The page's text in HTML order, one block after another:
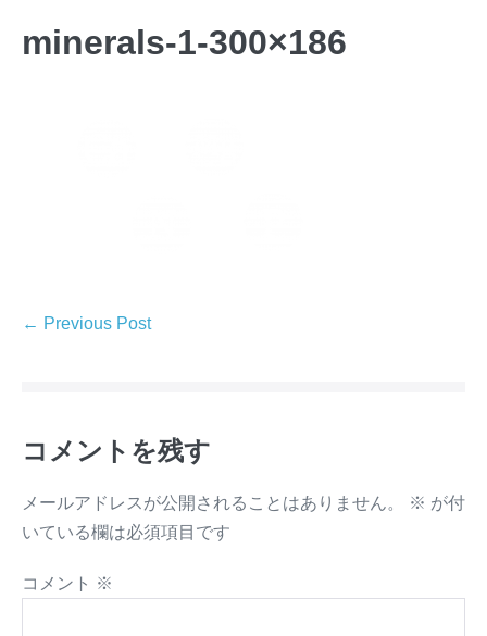
minerals-1-300×186
← Previous Post
コメントを残す
メールアドレスが公開されることはありません。 ※ が付
いている欄は必須項目です
コメント ※